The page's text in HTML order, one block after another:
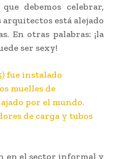
debemos celebrar,
está alejado
En otras palabras: ¡la
ser sexy!
en el sector informal y